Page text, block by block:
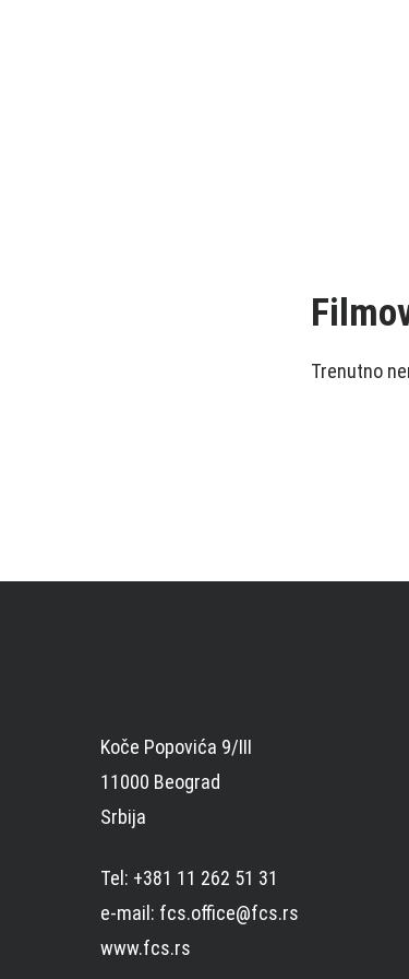
Trenutno
Koče Popovića 9/III
11000 Beograd
Srbija
Tel: +381 11 262 51 31
e-mail: fcs.office@fcs.rs
www.fcs.rs